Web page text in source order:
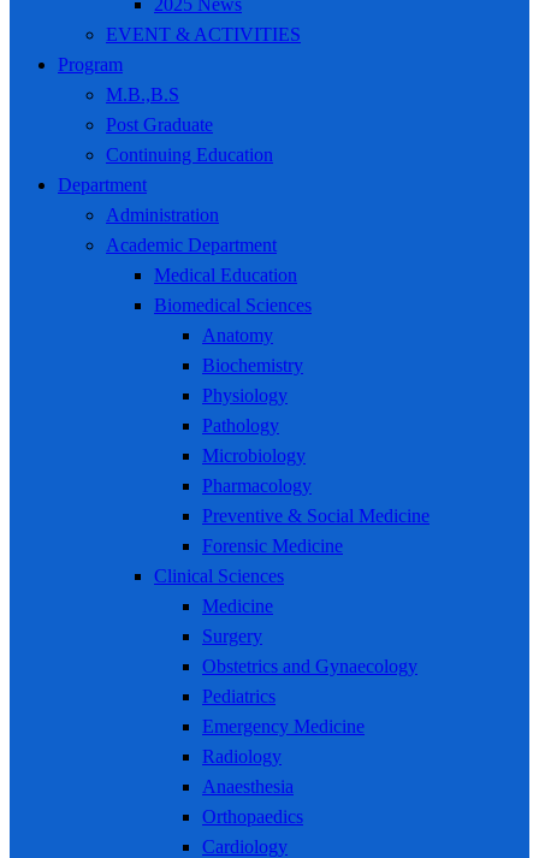
2025 News
EVENT & ACTIVITIES
Program
M.B.,B.S
Post Graduate
Continuing Education
Department
Administration
Academic Department
Medical Education
Biomedical Sciences
Anatomy
Biochemistry
Physiology
Pathology
Microbiology
Pharmacology
Preventive & Social Medicine
Forensic Medicine
Clinical Sciences
Medicine
Surgery
Obstetrics and Gynaecology
Pediatrics
Emergency Medicine
Radiology
Anaesthesia
Orthopaedics
Cardiology